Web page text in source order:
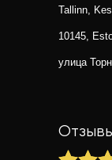
Tallinn,
10145,
улица